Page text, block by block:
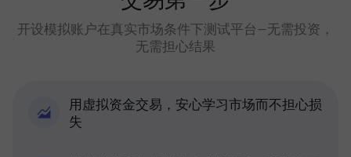
开设模拟账户在真实市场条件下测试平台—无需投资，
无需担心结果
用虚拟资金交易，安心学习市场而不担心损
失